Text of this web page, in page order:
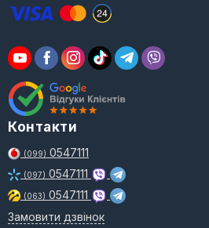
Контакти
(099) 0547111
(097) 0547111
(063) 0547111
Замовити дзвінок